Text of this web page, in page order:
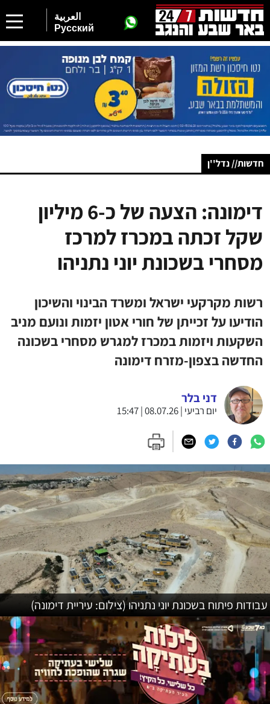
العربية
Русский
חדשות// נדל''ן
דימונה: הצעה של כ-6 מיליון
שקל זכתה במכרז למרכז
מסחרי בשכונת יוני נתניהו
רשות מקרקעי ישראל ומשרד הבינוי והשיכון
הודיעו על זכייתן של חורי אטון יזמות ונועם מניב
השקעות ויזמות במכרז למגרש מסחרי בשכונה
החדשה בצפון-מזרח דימונה
דני בלר
יום רביעי | 08.07.26 | 15:47
עבודות פיתוח בשכונת יוני נתניהו (צילום: עיריית דימונה)